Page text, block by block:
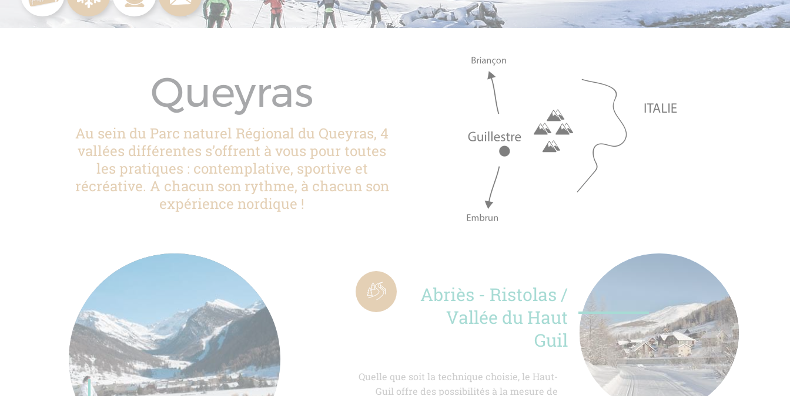
Queyras
Au sein du Parc naturel Régional du Queyras, 4
vallées différentes s’offrent à vous pour toutes
les pratiques : contemplative, sportive et
récréative. A chacun son rythme, à chacun son
expérience nordique !
Abriès - Ristolas /
Vallée du Haut
Guil
Quelle que soit la technique choisie, le Haut-
Guil offre des possibilités à la mesure de